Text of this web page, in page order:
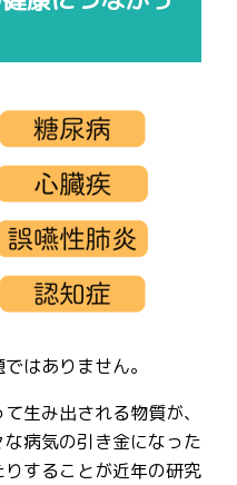
はありません。
生み出される物質が、
病気の引き金になった
することが近年の研究